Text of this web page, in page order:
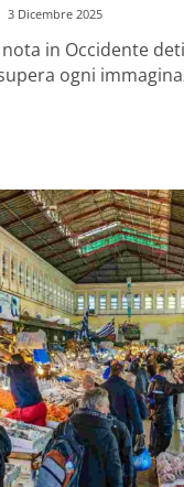
3 Dicembre 2025
in Occidente
ogni